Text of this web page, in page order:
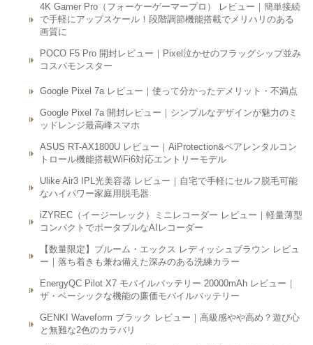
4K Gamer Pro（フォーケーゲーマープロ） レビュー｜簡単接続
で手軽にアップスケール！段階調節機能搭載でメリハリのある
画質に
POCO F5 Pro 開封レビュー｜Pixel泣かせのフラッグシップ並み
コスパモンスター
Google Pixel 7a レビュー｜使って分かったデメリット・不満点
Google Pixel 7a 開封レビュー｜シンプルなデザインが魅力のミ
ッドレンジ最高峰スマホ
ASUS RT-AX1800U レビュー｜AiProtection&ペアレンタルコン
トロール機能搭載WiFi6対応エントリーモデル
Ulike Air3 IPL光美容器 レビュー｜自宅で手軽にセルフ脱毛可能
なハイパワー家庭用脱毛器
iZYREC（イージーレック）ミニレコーダー レビュー｜軽量薄型
コンパクトでポータブルなAIレコーダー
【数量限定】プルーム・エックス レディッシュブラウン レビュ
ー｜落ち着きも兼ね備えた深みのある洗練カラー
EnergyQC Pilot X7 モバイルバッテリー 20000mAh レビュー｜
ザ・ベーシックな機能の廉価モバイルバッテリー
GENKI Waveform ブラック レビュー｜高級感やや高め？遊び心
と無難な2色のカラバリ